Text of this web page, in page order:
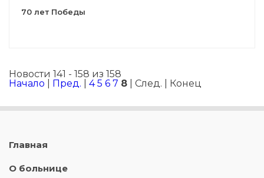
70 лет Победы
Новости 141 - 158 из 158
Начало
Пред. 4 5 6 7 8 | След. | Конец
Главная
О больнице